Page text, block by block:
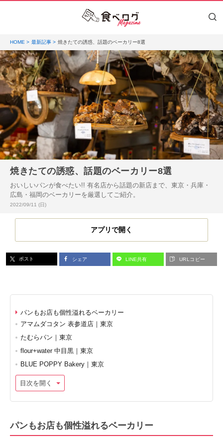
HOME 最新記事 焼きたての誘惑、話題のベーカリー8選
焼きたての誘惑、話題のベーカリー8選
おいしいパンが食べたい!! 有名店から話題の新店まで、東京・兵庫・
広島・福岡のベーカリーを厳選してご紹介。
投稿日:
2022/09/11 (日)
アプリで開く
ポスト シェア LINE共有 URLコピー
パンもお店も個性溢れるベーカリー
アマムダコタン 表参道店｜東京
たむらパン｜東京
flour+water 中目黒｜東京
BLUE POPPY Bakery｜東京
目次を開く
パンもお店も個性溢れるベーカリー